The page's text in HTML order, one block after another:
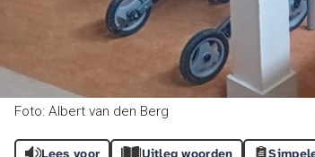
Foto: Albert van den Berg
Lees voor Uitleg woorden